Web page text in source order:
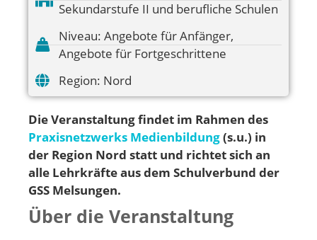
Sekundarstufe II und berufliche Schulen
Niveau: Angebote für Anfänger,
Angebote für Fortgeschrittene
Region: Nord
Die Veranstaltung findet im Rahmen des
Praxisnetzwerks Medienbildung(s.u.) in
der Region Nord statt und richtet sich an
alle Lehrkräfte aus dem Schulverbund der
GSS Melsungen.
Über die Veranstaltung